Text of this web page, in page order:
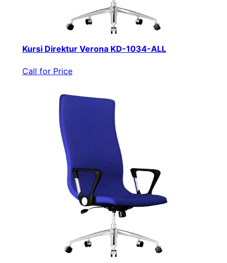
Kursi Direktur Verona KD-1034-ALL
Call for Price